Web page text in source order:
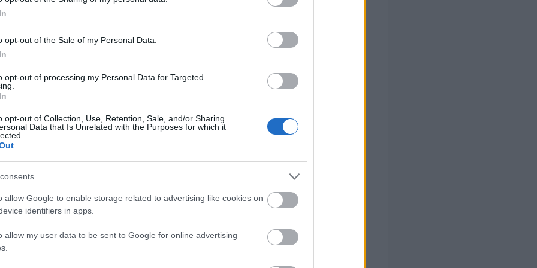
opt-out of the Sale of my Personal Data.
opt-out of processing my Personal Data for Targeted
opt-out of Collection, Use, Retention, Sale, and/or Sharing
Data that Is Unrelated with the Purposes for which it
allow Google to enable storage related to advertising like cookies on
identifiers in apps.
allow my user data to be sent to Google for online advertising
η πιο Εύκολη Πιστοποίηση Υπολογιστών σε 2
proson.gr στα αποτελέσματα αναζήτησης της Google